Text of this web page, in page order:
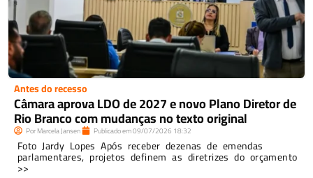
Antes do recesso
Câmara aprova LDO de 2027 e novo Plano Diretor de
Rio Branco com mudanças no texto original
PorMarcela Jansen Publicado em09/07/2026 18:32
Foto Jardy Lopes Após receber dezenas de emendas
parlamentares, projetos definem as diretrizes do orçamento
>>